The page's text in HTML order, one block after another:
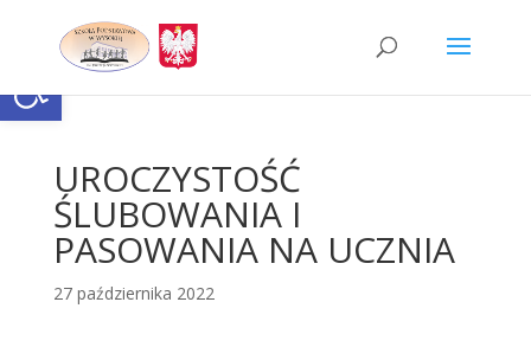
contentOtwórz pasek narzędzi
UROCZYSTOŚĆ
ŚLUBOWANIA I
PASOWANIA NA UCZNIA
27 października 2022